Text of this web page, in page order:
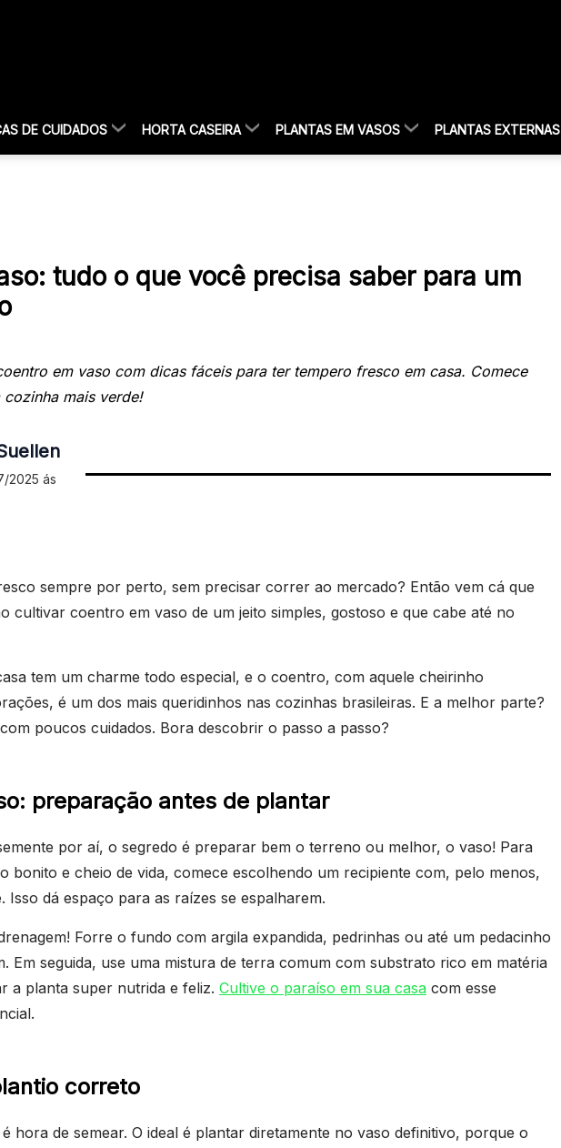
DE CUIDADOS HORTA CASEIRA PLANTAS EM VASOS PLANTAS EXTERNAS
tudo o que você precisa saber para um
em vaso com dicas fáceis para ter tempero fresco em casa. Comece
mais verde!
2025 ás
sempre por perto, sem precisar correr ao mercado? Então vem cá que
cultivar coentro em vaso de um jeito simples, gostoso e que cabe até no
tem um charme todo especial, e o coentro, com aquele cheirinho
é um dos mais queridinhos nas cozinhas brasileiras. E a melhor parte?
poucos cuidados. Bora descobrir o passo a passo?
preparação antes de plantar
por aí, o segredo é preparar bem o terreno ou melhor, o vaso! Para
bonito e cheio de vida, comece escolhendo um recipiente com, pelo menos,
Isso dá espaço para as raízes se espalharem.
Forre o fundo com argila expandida, pedrinhas ou até um pedacinho
Em seguida, use uma mistura de terra comum com substrato rico em matéria
a planta super nutrida e feliz. Cultive o paraíso em sua casa com esse
correto
hora de semear. O ideal é plantar diretamente no vaso definitivo, porque o